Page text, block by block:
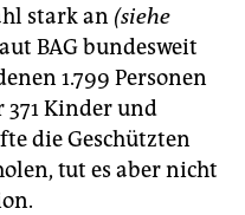
stark an (siehe
BAG bundesweit
1.799 Personen
Kinder und
die Geschützten
tut es aber nicht